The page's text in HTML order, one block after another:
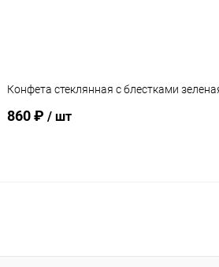
Конфета стеклянная с блестками
860 ₽ / шт